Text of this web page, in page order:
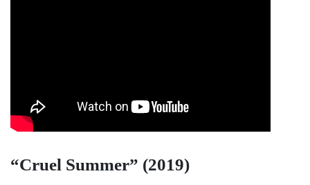
“Cruel Summer” (2019)